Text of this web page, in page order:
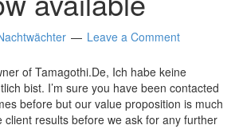
Leave a Comment
of Tamagothi.De, Ich habe keine
bist. I’m sure you have been contacted
before but our value proposition is much
client results before we ask for any further